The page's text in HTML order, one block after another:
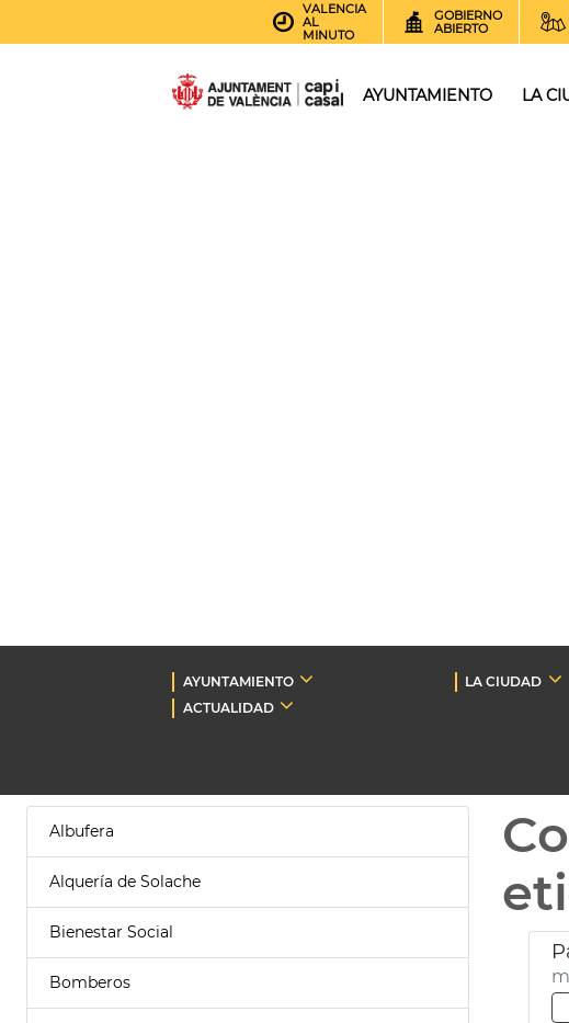
VALENCIA
AL
MINUTO
GOBIERNO
ABIERTO
AYUNTAMIENTO LA
AYUNTAMIENTO LA CIUDAD
ACTUALIDAD
Albufera
Alquería de Solache
Bienestar Social
Bomberos